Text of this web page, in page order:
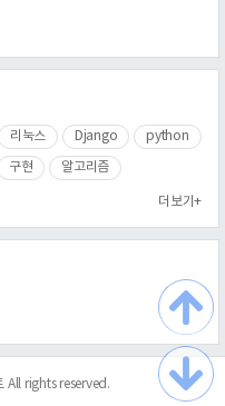
리눅스 Django python
구현 알고리즘
더보기+
All rights reserved.